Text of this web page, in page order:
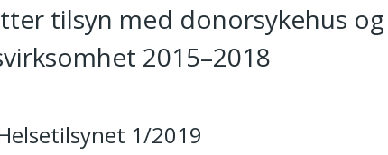
tilsyn med donorsykehus og
2015–2018
1/2019